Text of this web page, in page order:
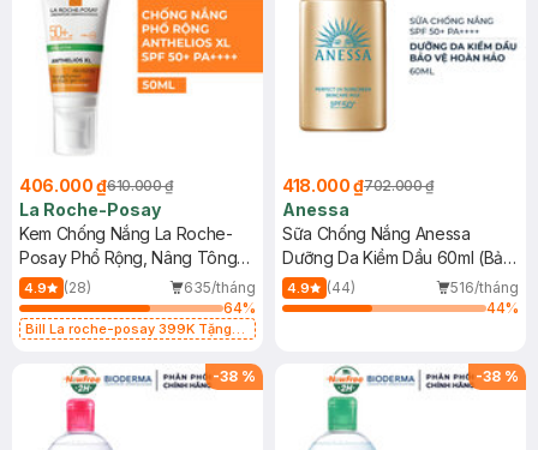
406.000 ₫610.000 ₫
La Roche-Posay
Kem Chống Nắng La Roche-
Posay Phổ Rộng, Nâng Tông
Kiềm Dầu 50ml
4.9 (28)
635/tháng
64%
Bill La roche-posay 399K Tặng
(SL có hạn)
418.000 ₫702.000 ₫
Anessa
Sữa Chống Nắng Anessa
Dưỡng Da Kiềm Dầu 60ml (Bản
Mới)
4.9 (44)
516/tháng
44%
-38 % -38 %